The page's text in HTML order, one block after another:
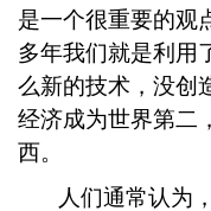
是一个很重要的观
多年我们就是利用
么新的技术，没创
经济成为世界第二
西。
人们通常认为